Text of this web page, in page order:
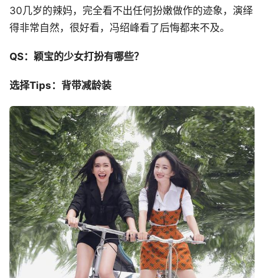
30几岁的辣妈，完全看不出任何扮嫩做作的迹象，演绎
得非常自然，很好看，冯绍峰看了后悔都来不及。
QS：颖宝的少女打扮有哪些？
选择Tips：背带减龄装